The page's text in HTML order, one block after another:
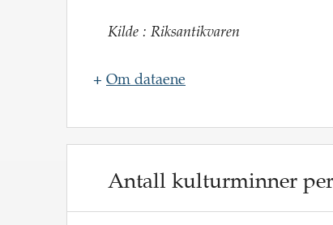
Kilde : Riksantikvaren
+ Om dataene
Lenke til kilde
https://
Antall kulturminner